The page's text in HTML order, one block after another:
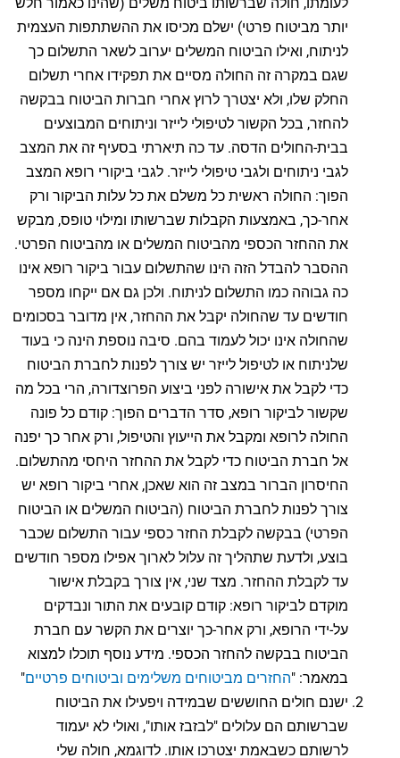
יותר מביטוח פרטי) ישלם מכיסו את ההשתתפות העצמית
לניתוח, ואילו הביטוח המשלים יערוב לשאר התשלום כך
שגם במקרה זה החולה מסיים את תפקידו אחרי תשלום
החלק שלו, ולא יצטרך לרוץ אחרי חברות הביטוח בבקשה
להחזר, בכל הקשור לטיפולי לייזר וניתוחים המבוצעים
בבית-החולים הדסה. עד כה תיארתי בסעיף זה את המצב
לגבי ניתוחים ולגבי טיפולי לייזר. לגבי ביקורי רופא המצב
הפוך: החולה ראשית כל משלם את כל עלות הביקור ורק
אחר-כך, באמצעות הקבלות שברשותו ומילוי טופס, מבקש
את ההחזר הכספי מהביטוח המשלים או מהביטוח הפרטי.
ההסבר להבדל הזה הינו שהתשלום עבור ביקור רופא אינו
כה גבוהה כמו התשלום לניתוח. ולכן גם אם ייקחו מספר
חודשים עד שהחולה יקבל את ההחזר, אין מדובר בסכומים
שהחולה אינו יכול לעמוד בהם. סיבה נוספת הינה כי בעוד
שלניתוח או לטיפול לייזר יש צורך לפנות לחברת הביטוח
כדי לקבל את אישורה לפני ביצוע הפרוצדורה, הרי בכל מה
שקשור לביקור רופא, סדר הדברים הפוך: קודם כל פונה
החולה לרופא ומקבל את הייעוץ והטיפול, ורק אחר כך יפנה
אל חברת הביטוח כדי לקבל את ההחזר היחסי מהתשלום.
החיסרון הברור במצב זה הוא שאכן, אחרי ביקור רופא יש
צורך לפנות לחברת הביטוח (הביטוח המשלים או הביטוח
הפרטי) בבקשה לקבלת החזר כספי עבור התשלום שכבר
בוצע, ולדעת שתהליך זה עלול לארוך אפילו מספר חודשים
עד לקבלת ההחזר. מצד שני, אין צורך בקבלת אישור
מוקדם לביקור רופא: קודם קובעים את התור ונבדקים
על-ידי הרופא, ורק אחר-כך יוצרים את הקשר עם חברת
הביטוח בבקשה להחזר הכספי. מידע נוסף תוכלו למצוא
במאמר: "החזרים מביטוחים משלימים וביטוחים פרטיים"
ישנם חולים החוששים שבמידה ויפעילו את הביטוח
שברשותם הם עלולים "לבזבז אותו", ואולי לא יעמוד
לרשותם כשבאמת יצטרכו אותו. לדוגמא, חולה שלי